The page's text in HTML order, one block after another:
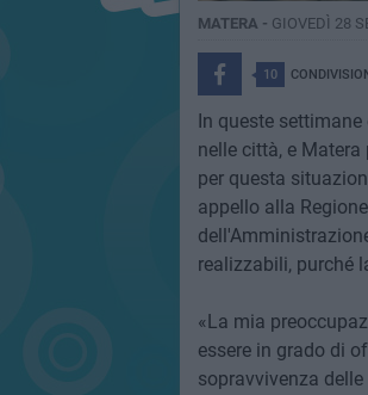
MATERA - GIOVEDÌ 28
10
In queste
nelle città, e
per questa
appello alla
realizzabili, purché
«La mia
essere in grado di
sopravvivenza